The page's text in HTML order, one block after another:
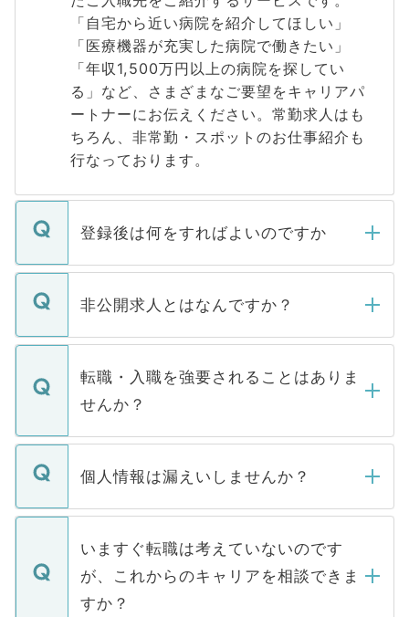
「自宅から近い病院を紹介してほしい」
「医療機器が充実した病院で働きたい」
「年収1,500万円以上の病院を探してい
る」など、さまざまなご要望をキャリアパ
ートナーにお伝えください。常勤求人はも
ちろん、非常勤・スポットのお仕事紹介も
行なっております。
登録後は何をすればよいのですか
ご登録いただきましたら、弊社担当者がご
登録内容を確認し、その後メールもしくは
ます。通常、5営業日以内にはご連絡をせて
いただきますので、しばらくお待ちくださ
非公開求人とはなんですか？
マイナビDOCTORで取り扱っている求人の
うち約3割は、Webサイトからご覧いただ
けない「非公開求人」です。非公開求人は
下記の理由によって、一般には公開してい
ません。
■応募殺到を避けるため 人気のある医療機
関を公にしてしまうと、応募が殺到する場
に、医療機関が求める条件に合った人材の
みを人材紹介会社に依頼するケースが増え
ています。
転職・入職を強要されることはありま
せんか？
転職・入職を強要することは一切ありませ
ん。また、仮に応募先から内定をいただい
定を承諾する必要はありません。内定先へ
の辞退の連絡はキャリアパートナーが行い
個人情報は漏えいしませんか？
個人情報が漏えいすることはありませんの
で、ご安心ください。当サイトからの登録
などで収集したご登録者様の個人情報は、
ご本人のキャリアアップおよび転職活動の
支援を目的に使用いたします。お預かりし
いますぐ転職は考えていないのです
が、これからのキャリアを相談できま
すか？